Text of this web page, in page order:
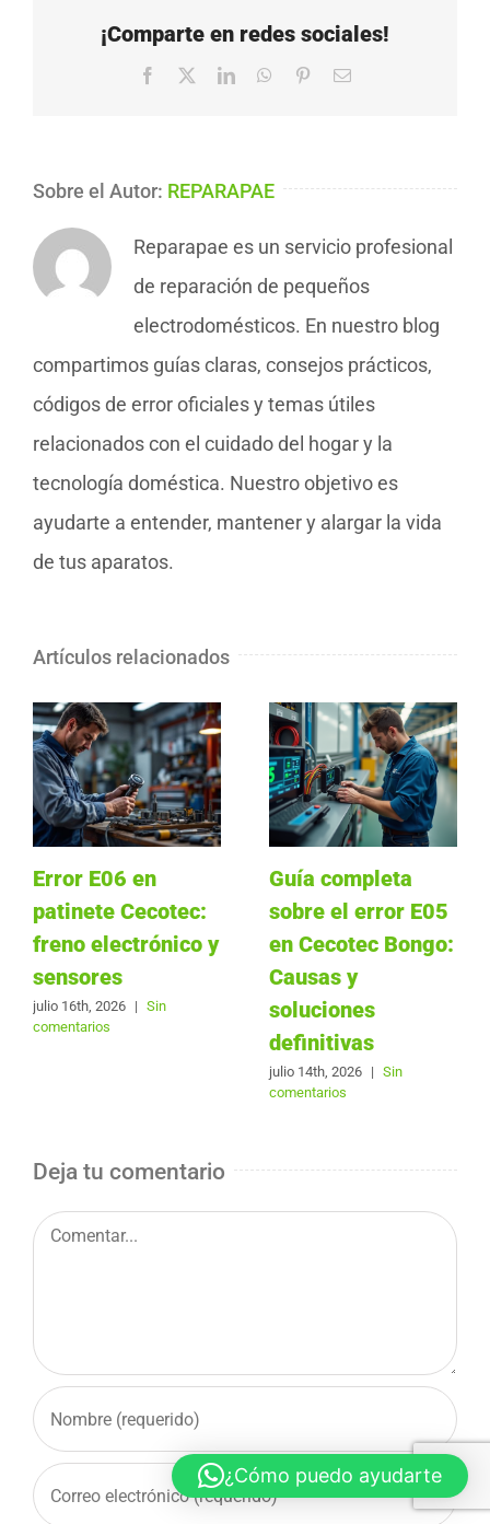
¡Comparte en redes sociales!
Facebook LinkedInWhatsApp
PinterestCorreo
Sobre el Autor: REPARAPAE
Reparapae es un servicio profesional
de reparación de pequeños
electrodomésticos. En nuestro blog
compartimos guías claras, consejos prácticos,
códigos de error oficiales y temas útiles
relacionados con el cuidado del hogar y la
tecnología doméstica. Nuestro objetivo es
ayudarte a entender, mantener y alargar la vida
de tus aparatos.
Artículos relacionados
Error E06 en
patinete Cecotec:
freno electrónico y
sensores
julio 16th, 2026 | Sin
comentarios
Guía completa
sobre el error E05
en Cecotec Bongo:
Causas y
soluciones
definitivas
julio 14th, 2026 | Sin
comentarios
Deja tu comentario
Comentar
¿Cómo puedo ayudarte